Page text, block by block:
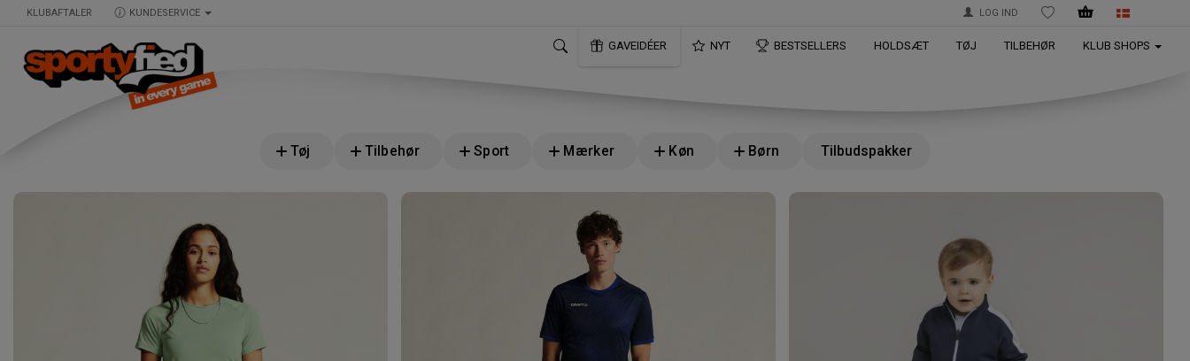
KLUBAFTALER KUNDESERVICE LOG IND ØNSKELISTE
GAVEIDÉER NYT BESTSELLERS HOLDSÆT TØJ TILBEHØR KLUB SHOPS
Tøj Tilbehør Sport Mærker Køn Børn Tilbudspakker